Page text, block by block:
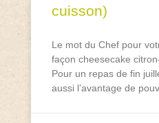
cuisson)
Le mot du Chef pour
façon cheesecake
Pour un repas de fin
aussi l’avantage de